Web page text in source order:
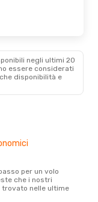
negli ultimi 20
essere considerati
disponibilità e
che i nostri
trovato nelle ultime